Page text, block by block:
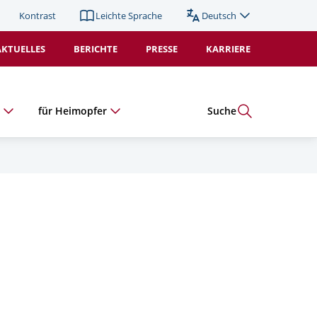
Kontrast Leichte Sprache
Sprache
(Duplikat).
Aktiv:
Deutsch
BERICHTE PRESSE KARRIERE
für Heimopfer Suche